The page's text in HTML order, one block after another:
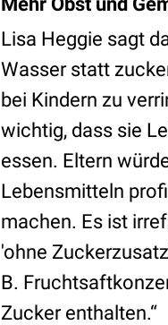
Lisa Heggie sagt
Wasser statt
bei Kindern zu
wichtig, dass sie
essen. Eltern
Lebensmitteln
machen. Es ist
'ohne
B.
Zucker enthalten.“